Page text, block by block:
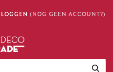
(NOG GEEN ACCOUNT?)